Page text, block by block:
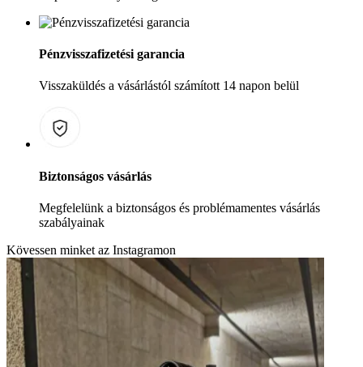
Pénzvisszafizetési garancia
Visszaküldés a vásárlástól számított 14 napon belül
Biztonságos vásárlás
Megfelelünk a biztonságos és problémamentes vásárlás
szabályainak
Kövessen minket az Instagramon